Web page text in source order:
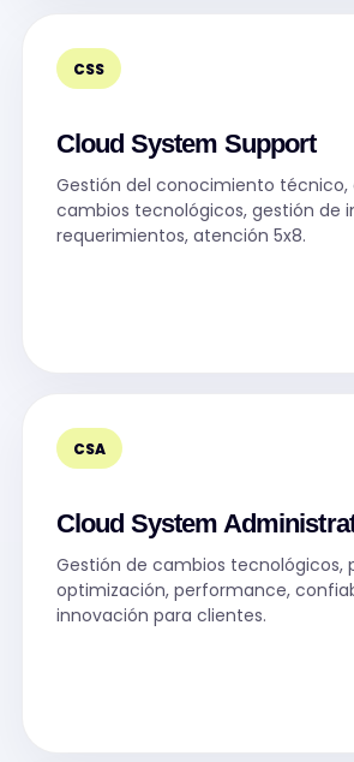
CSS
Cloud System Support
Gestión del conocimiento técnico,
cambios tecnológicos, gestión de
requerimientos, atención 5x8.
CSA
Cloud System
Gestión de cambios tecnológicos,
optimización, performance,
innovación para clientes.